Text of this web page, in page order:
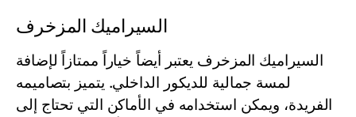
السيراميك المزخرف
السيراميك المزخرف يعتبر أيضاً خياراً ممتازاً لإضافة
لمسة جمالية للديكور الداخلي. يتميز بتصاميمه
الفريدة، ويمكن استخدامه في الأماكن التي تحتاج إلى